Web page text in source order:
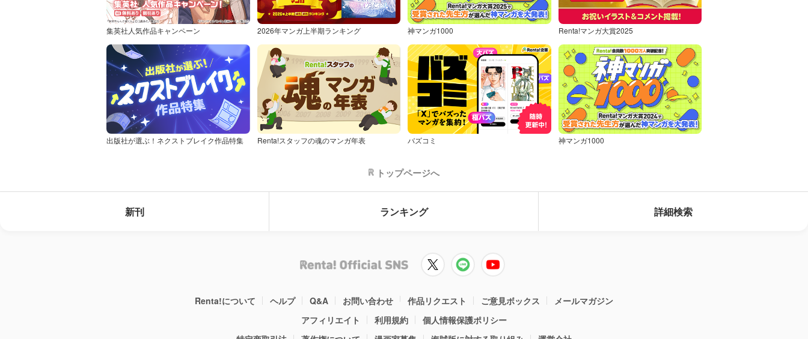
集英社人気作品キャンペーン 2026年マンガ上半期ランキング 神マンガ1000 Renta!マンガ大賞2025
出版社が選ぶ！ネクストブレイク作品特集 Renta!スタッフの魂のマンガ年表 バズコミ 神マンガ1000
トップページへ
新刊 ランキング 詳細検索
Renta!について ヘルプ Q&A お問い合わせ 作品リクエスト ご意見ボックス
メールマガジン
アフィリエイト
利用規約
個人情報保護ポリシー